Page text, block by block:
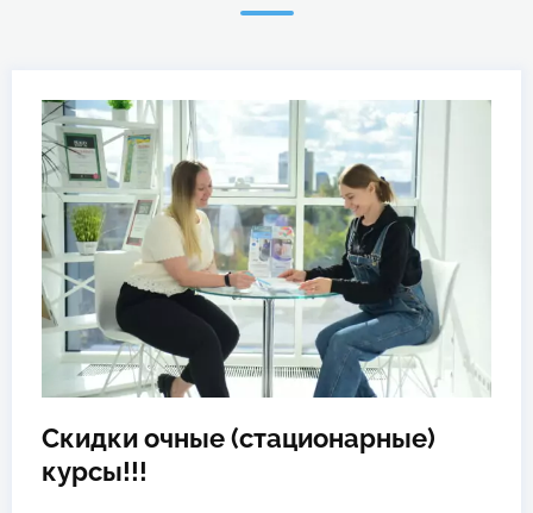
Скидки очные (стационарные)
курсы!!!